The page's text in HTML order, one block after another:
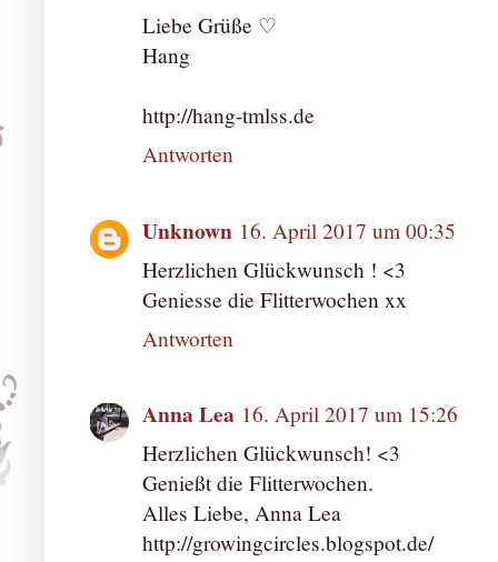
Liebe Grüße ♡
Hang
http://hang-tmlss.de
Antworten
Unknown 16. April 2017 um 00:35
Herzlichen Glückwunsch ! <3
Geniesse die Flitterwochen xx
Antworten
Anna Lea 16. April 2017 um 15:26
Herzlichen Glückwunsch! <3
Genießt die Flitterwochen.
Alles Liebe, Anna Lea
http://growingcircles.blogspot.de/